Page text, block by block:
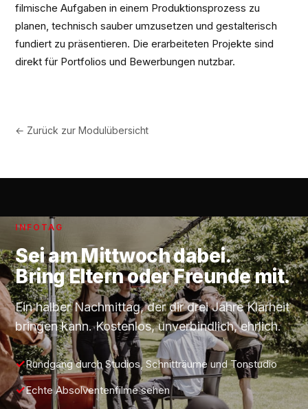
filmische Aufgaben in einem Produktionsprozess zu
planen, technisch sauber umzusetzen und gestalterisch
fundiert zu präsentieren. Die erarbeiteten Projekte sind
direkt für Portfolios und Bewerbungen nutzbar.
← Zurück zur Modulübersicht
INFOTAG
Sei amMittwochdabei.
Bring Eltern oder Freunde mit.
Ein halber Nachmittag, der dir drei Jahre Klarheit
bringen kann. Kostenlos, unverbindlich, ehrlich.
Rundgang durch Studios, Schnitträume und Tonstudio
Echte Absolventenfilme sehen